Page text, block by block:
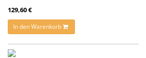
129,60 €
In den Warenkorb